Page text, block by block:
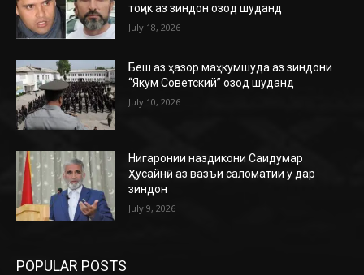
тоҷик аз зиндон озод шуданд
July 18, 2026
Беш аз ҳазор маҳкумшуда аз зиндони
“Якум Советский” озод шуданд
July 10, 2026
Нигаронии наздикони Саидумар
Ҳусайнӣ аз вазъи саломатии ӯ дар
зиндон
July 9, 2026
POPULAR POSTS